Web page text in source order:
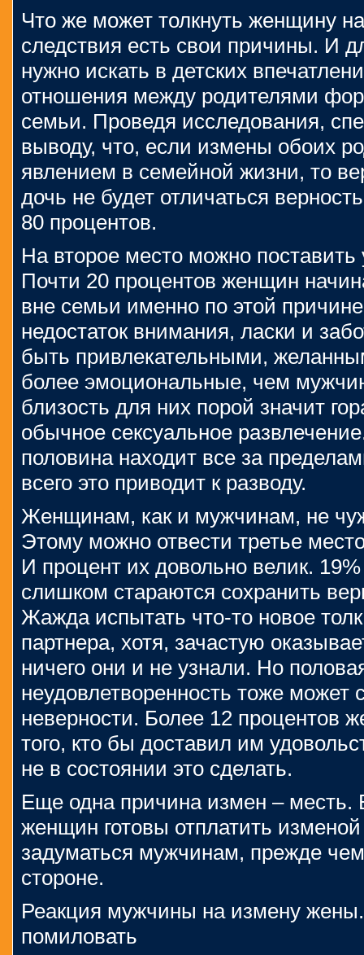
Что же может толкнуть женщину
следствия есть свои причины. И
нужно искать в детских
отношения между родителями
семьи. Проведя исследования,
выводу, что, если измены обоих
явлением в семейной жизни, то
дочь не будет отличаться
80 процентов.
На второе место можно поставить
Почти 20 процентов женщин
вне семьи именно по этой
недостаток внимания, ласки и
быть привлекательными,
более эмоциональные, чем
близость для них порой значит
обычное сексуальное
половина находит все за
всего это приводит к разводу.
Женщинам, как и мужчинам, не
Этому можно отвести третье
И процент их довольно велик.
слишком стараются сохранить
Жажда испытать что-то новое
партнера, хотя, зачастую
ничего они и не узнали. Но
неудовлетворенность тоже может
неверности. Более 12 процентов
того, кто бы доставил им
не в состоянии это сделать.
Еще одна причина измен – месть.
женщин готовы отплатить
задуматься мужчинам, прежде
стороне.
Реакция мужчины на измену
помиловать